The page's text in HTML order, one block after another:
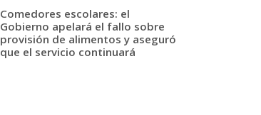
Comedores escolares: el
Gobierno apelará el fallo sobre
provisión de alimentos y aseguró
que el servicio continuará